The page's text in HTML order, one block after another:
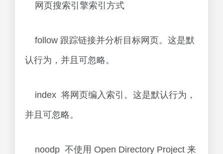
网页搜索引擎索引方式
follow 跟踪链接并分析目标网页。这是默
认行为，并且可忽略。
index 将网页编入索引。这是默认行为，
并且可忽略。
noodp 不使用 Open Directory Project 来